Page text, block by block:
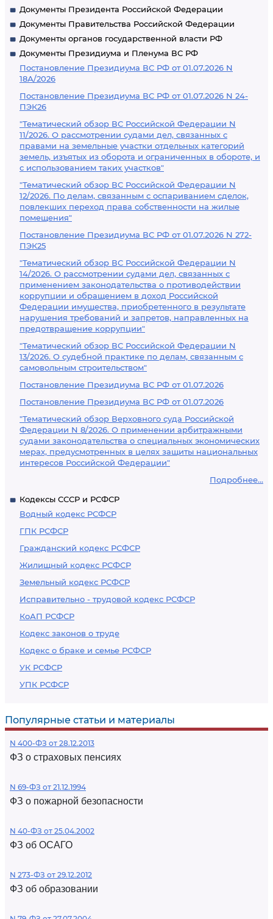
Документы Президента Российской Федерации
Документы Правительства Российской Федерации
Документы органов государственной власти РФ
Документы Президиума и Пленума ВС РФ
Постановление Президиума ВС РФ от 01.07.2026 N
18А/2026
Постановление Президиума ВС РФ от 01.07.2026 N 24-
ПЭК26
"Тематический обзор ВС Российской Федерации N
11/2026. О рассмотрении судами дел, связанных с
правами на земельные участки отдельных категорий
земель, изъятых из оборота и ограниченных в обороте, и
с использованием таких участков"
"Тематический обзор ВС Российской Федерации N
12/2026. По делам, связанным с оспариванием сделок,
повлекших переход права собственности на жилые
помещения"
Постановление Президиума ВС РФ от 01.07.2026 N 272-
ПЭК25
"Тематический обзор ВС Российской Федерации N
14/2026. О рассмотрении судами дел, связанных с
применением законодательства о противодействии
коррупции и обращением в доход Российской
Федерации имущества, приобретенного в результате
нарушения требований и запретов, направленных на
предотвращение коррупции"
"Тематический обзор ВС Российской Федерации N
13/2026. О судебной практике по делам, связанным с
самовольным строительством"
Постановление Президиума ВС РФ от 01.07.2026
Постановление Президиума ВС РФ от 01.07.2026
"Тематический обзор Верховного суда Российской
Федерации N 8/2026. О применении арбитражными
судами законодательства о специальных экономических
мерах, предусмотренных в целях защиты национальных
интересов Российской Федерации"
Подробнее...
Кодексы СССР и РСФСР
Водный кодекс РСФСР
ГПК РСФСР
Гражданский кодекс РСФСР
Жилищный кодекс РСФСР
Земельный кодекс РСФСР
Исправительно - трудовой кодекс РСФСР
КоАП РСФСР
Кодекс законов о труде
Кодекс о браке и семье РСФСР
УК РСФСР
УПК РСФСР
Популярные статьи и материалы
N 400-ФЗ от 28.12.2013
ФЗ о страховых пенсиях
N 69-ФЗ от 21.12.1994
ФЗ о пожарной безопасности
N 40-ФЗ от 25.04.2002
ФЗ об ОСАГО
N 273-ФЗ от 29.12.2012
ФЗ об образовании